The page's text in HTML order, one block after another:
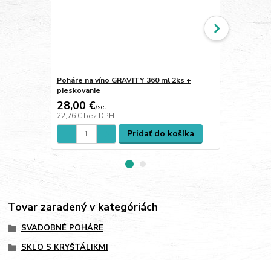
Poháre na víno GRAVITY 360 ml 2ks +
pieskovanie
28,00 €/set
22,76 € bez DPH
Pridať do košíka
Tovar zaradený v kategóriách
SVADOBNÉ POHÁRE
SKLO S KRYŠTÁLIKMI